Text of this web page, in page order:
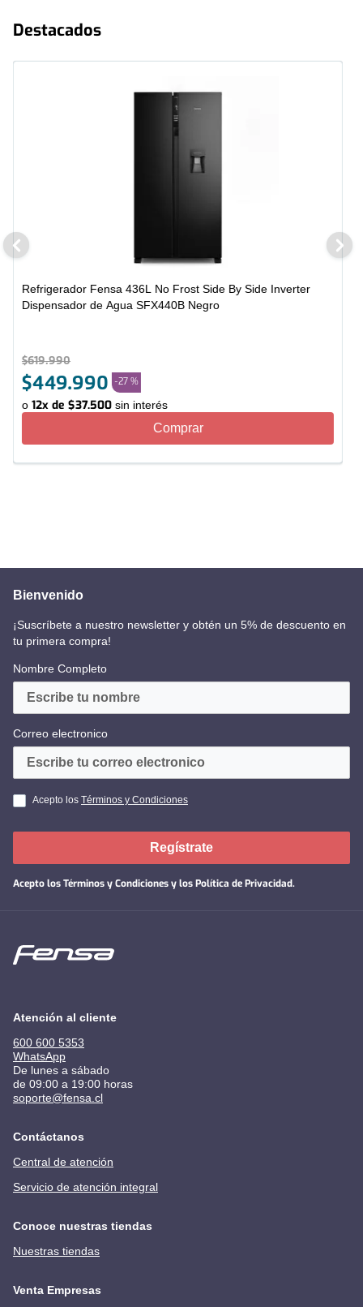
Destacados
Refrigerador Fensa 436L No Frost Side By Side Inverter
Dispensador de Agua SFX440B Negro
$619.990
$449.990 -27 %
o 12x de $37.500 sin interés
Comprar
Bienvenido
¡Suscríbete a nuestro newsletter y obtén un 5% de descuento en
tu primera compra!
Nombre Completo
Correo electronico
Acepto los Términos y Condiciones
Acepto losTérminos y Condiciones y los Política de Privacidad.
Regístrate
Atención al cliente
600 600 5353
WhatsApp
De lunes a sábado
de 09:00 a 19:00 horas
soporte@fensa.cl
Contáctanos
Central de atención
Servicio de atención integral
Conoce nuestras tiendas
Nuestras tiendas
Venta Empresas